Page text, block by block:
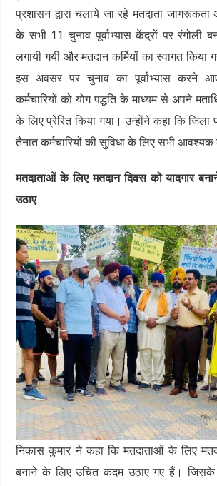
प्रशासन द्वारा चलाये जा रहे मतदाता
के सभी 11 चुनाव पूर्वाभ्यास केंद्रों पर रंगोली
लगायी गयी और मतदान कर्मियों का स्वागत किया
इस अवसर पर चुनाव का पूर्वाभ्यास करने आए
कर्मचारियों को योग पद्धति के माध्यम से अपने
के लिए प्रेरित किया गया। उन्होंने कहा कि जिला
तैनात कर्मचारियों की सुविधा के लिए सभी आवश्यक
मतदाताओं के लिए मतदान दिवस को यादगार
उठाए
निकास कुमार ने कहा कि मतदाताओं के लिए
बनाने के लिए उचित कदम उठाए गए हैं।